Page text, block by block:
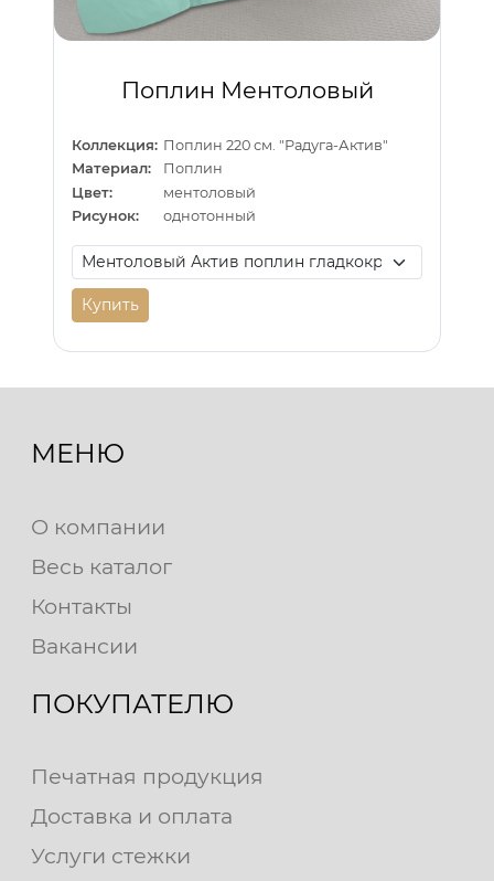
Поплин Ментоловый
Коллекция: Поплин 220 см. "Радуга-Актив"
Материал:
Поплин
Цвет:
ментоловый
Рисунок:
однотонный
Купить
МЕНЮ
О компании
Весь каталог
Контакты
Вакансии
ПОКУПАТЕЛЮ
Печатная продукция
Доставка и оплата
Услуги стежки